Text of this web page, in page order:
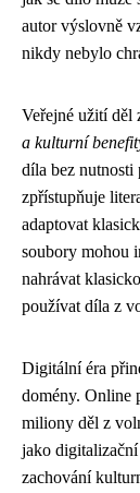
autor výslovně
nikdy nebylo
Veřejné užití děl
a kulturní
díla bez nutnosti
zpřístupňuje
adaptovat
soubory mohou
nahrávat
používat díla z
Digitální éra
domény. Online
miliony děl z
jako
zachování